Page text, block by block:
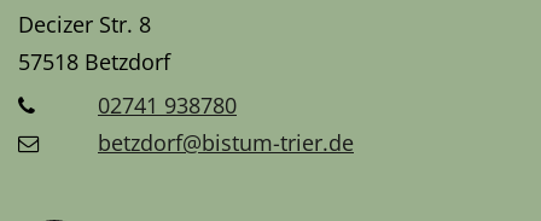
Decizer Str. 8
57518 Betzdorf
02741 938780
betzdorf@bistum-trier.de